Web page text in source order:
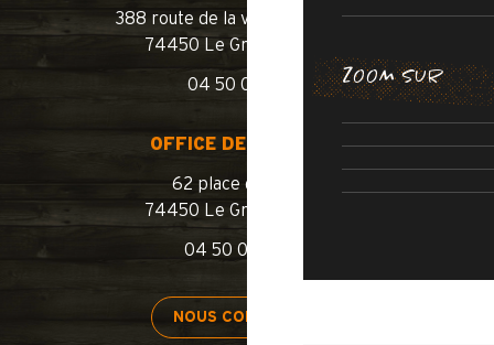
ZOOM SUR
BALADES
OUVERTURE
LES
PISCINE
388 route de la vallée du Bouchet
74450 Le Grand-Bornand
04 50 02 78 10
OFFICE DE TOURISME
62 place de l’église
74450 Le Grand-Bornand
04 50 02 78 00
NOUS CONTACTER